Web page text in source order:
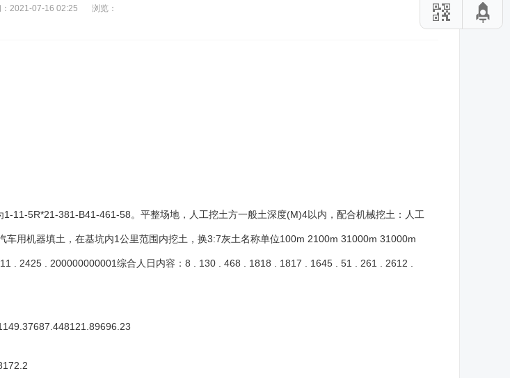
2021-07-16 02:25 浏览：
5R*21-381-B41-461-58。平整场地，人工挖土方一般土深度(M)4以内，配合机械挖土：人工
用机器填土，在基坑内1公里范围内挖土，换3:7灰土名称单位100m 2100m 31000m 31000m
. 2425 . 200000000001综合人日内容：8 . 130 . 468 . 1818 . 1817 . 1645 . 51 . 261 . 2612 .